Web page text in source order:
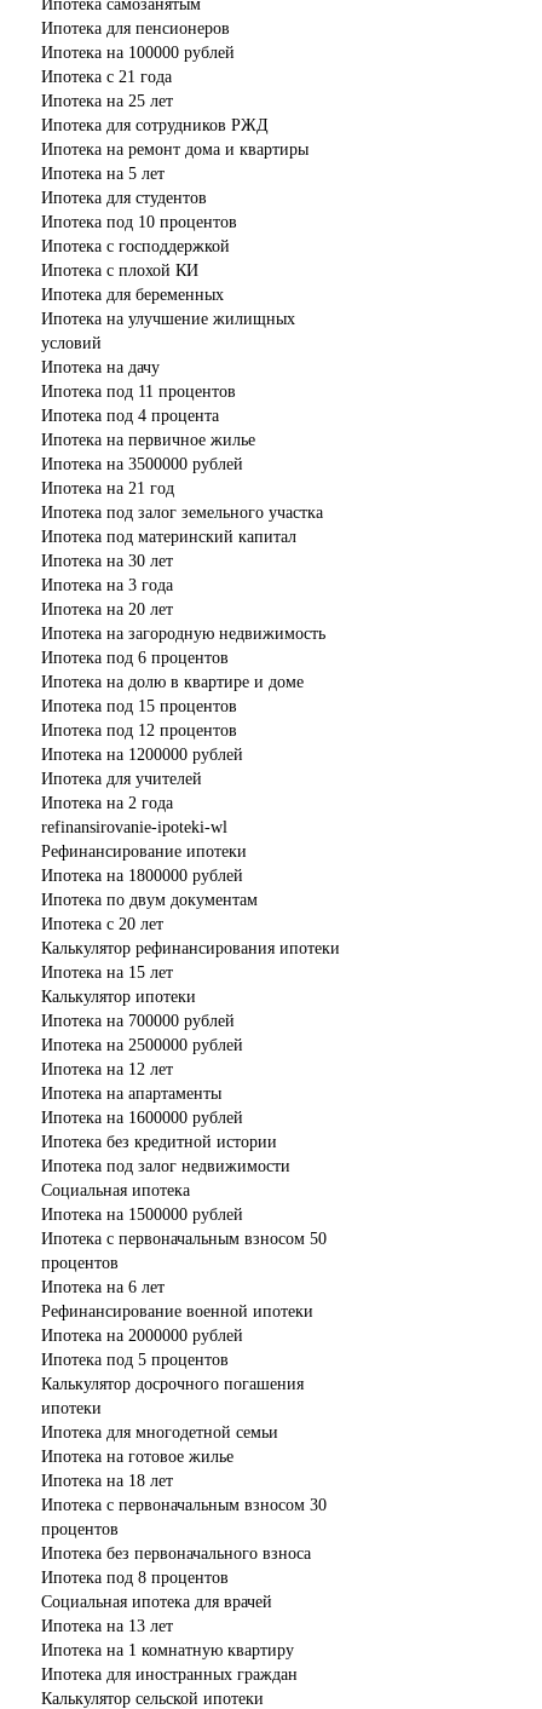
Ипотека самозанятым
Ипотека для пенсионеров
Ипотека на 100000 рублей
Ипотека с 21 года
Ипотека на 25 лет
Ипотека для сотрудников РЖД
Ипотека на ремонт дома и квартиры
Ипотека на 5 лет
Ипотека для студентов
Ипотека под 10 процентов
Ипотека с господдержкой
Ипотека с плохой КИ
Ипотека для беременных
Ипотека на улучшение жилищных
условий
Ипотека на дачу
Ипотека под 11 процентов
Ипотека под 4 процента
Ипотека на первичное жилье
Ипотека на 3500000 рублей
Ипотека на 21 год
Ипотека под залог земельного участка
Ипотека под материнский капитал
Ипотека на 30 лет
Ипотека на 3 года
Ипотека на 20 лет
Ипотека на загородную недвижимость
Ипотека под 6 процентов
Ипотека на долю в квартире и доме
Ипотека под 15 процентов
Ипотека под 12 процентов
Ипотека на 1200000 рублей
Ипотека для учителей
Ипотека на 2 года
refinansirovanie-ipoteki-wl
Рефинансирование ипотеки
Ипотека на 1800000 рублей
Ипотека по двум документам
Ипотека с 20 лет
Калькулятор рефинансирования ипотеки
Ипотека на 15 лет
Калькулятор ипотеки
Ипотека на 700000 рублей
Ипотека на 2500000 рублей
Ипотека на 12 лет
Ипотека на апартаменты
Ипотека на 1600000 рублей
Ипотека без кредитной истории
Ипотека под залог недвижимости
Социальная ипотека
Ипотека на 1500000 рублей
Ипотека с первоначальным взносом 50
процентов
Ипотека на 6 лет
Рефинансирование военной ипотеки
Ипотека на 2000000 рублей
Ипотека под 5 процентов
Калькулятор досрочного погашения
ипотеки
Ипотека для многодетной семьи
Ипотека на готовое жилье
Ипотека на 18 лет
Ипотека с первоначальным взносом 30
процентов
Ипотека без первоначального взноса
Ипотека под 8 процентов
Социальная ипотека для врачей
Ипотека на 13 лет
Ипотека на 1 комнатную квартиру
Ипотека для иностранных граждан
Калькулятор сельской ипотеки